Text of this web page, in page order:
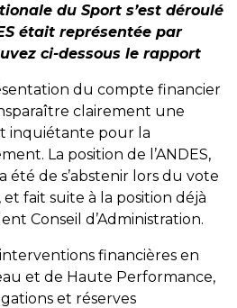
du Sport s’est déroulé
était représentée par
ci-dessous le rapport
du compte financier
clairement une
inquiétante pour la
La position de l’ANDES,
été de s’abstenir lors du vote
fait suite à la position déjà
Conseil d’Administration.
financières en
et de Haute Performance,
et réserves